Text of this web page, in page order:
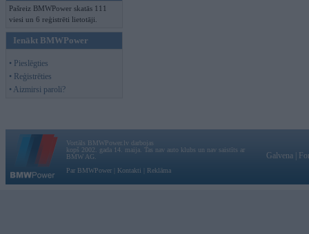
Pašreiz BMWPower skatās 111
viesi un 6 reģistrēti lietotāji.
Ienākt BMWPower
• Pieslēgties
• Reģistrēties
• Aizmirsi paroli?
Vortāls BMWPower.lv darbojas
kopš 2002. gada 14. maija. Tas nav auto klubs un nav saistīts ar
BMW AG.
Par BMWPower
Kontakti Reklāma
Galvena